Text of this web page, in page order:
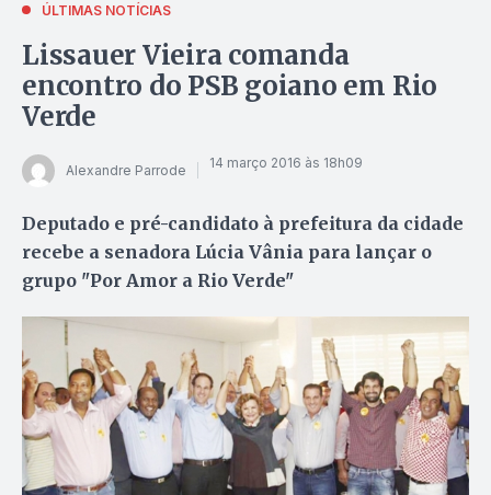
ÚLTIMAS NOTÍCIAS
Lissauer Vieira comanda
encontro do PSB goiano em Rio
Verde
Alexandre Parrode 14 março 2016 às 18h09
Deputado e pré-candidato à prefeitura da cidade
recebe a senadora Lúcia Vânia para lançar o
grupo "Por Amor a Rio Verde"